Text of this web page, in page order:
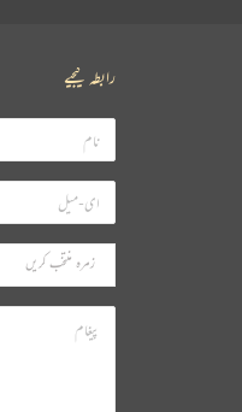
رابطہ کیجیے